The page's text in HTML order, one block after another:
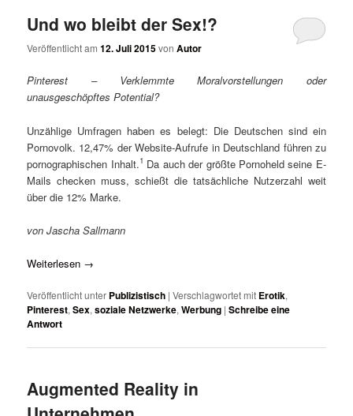
Und wo bleibt der Sex!?
Veröffentlicht am12. Juli 2015vonAutor
Pinterest – Verklemmte Moralvorstellungen oder
unausgeschöpftes Potential?
Unzählige Umfragen haben es belegt: Die Deutschen sind ein
Pornovolk. 12,47% der Website-Aufrufe in Deutschland führen zu
pornographischen Inhalt.1 Da auch der größte Pornoheld seine E-
Mails checken muss, schießt die tatsächliche Nutzerzahl weit
über die 12% Marke.
von Jascha Sallmann
Weiterlesen →
Veröffentlicht unter Publizistisch |Verschlagwortet mit Erotik,
Pinterest,Sex,soziale Netzwerke,Werbung |Schreibe eine
Antwort
Augmented Reality in